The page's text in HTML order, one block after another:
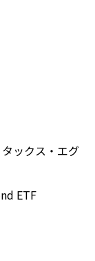
ックス・エグ
ETF